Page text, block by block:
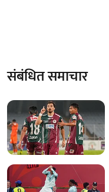
संबंधित समाचार